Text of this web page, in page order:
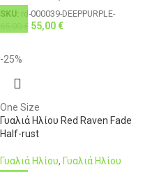
SKU: rd-000039-DEEPPURPLE-
€ 55,00€
-25%
One Size
Γυαλιά Ηλίου Red Raven Fade
Half-rust
Γυαλιά Ηλίου, Γυαλιά Ηλίου